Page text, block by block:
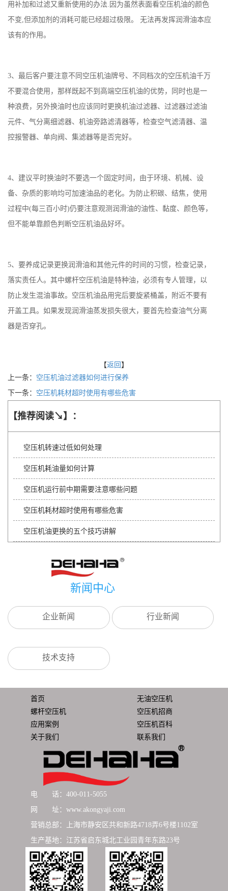
用补加和过滤又重新使用的办法.因为虽然表面看空压机油的颜色
不变,但添加剂的消耗可能已经超过极限。 无法再发挥润滑油本应
该有的作用。
3、最后客户要注意不同空压机油牌号、不同档次的空压机油千万
不要混合使用，那样既起不到高端空压机油的优势，同时也是一
种浪费，另外换油时也应该同时更换机油过滤器、过滤器过滤油
元件、气分离细滤器、机油旁路滤清器等，检查空气滤清器、温
控报警器、单向阀、集滤器等是否完好。
4、建议平时换油时不要选一个固定时间，由于环境、机械、设
备、杂质的影响均可加速油品的老化。为防止积碳、结焦，使用
过程中(每三百小时)仍要注意观测润滑油的油性、黏度、颜色等，
但不能单靠颜色判断空压机油品好坏。
5、要养成记录更换润滑油和其他元件的时间的习惯，检查记录，
落实责任人。其中螺杆空压机油是特种油，必须有专人管理，以
防止发生混油事故。空压机油品用完后要旋紧桶盖，附近不要有
开盖工具。如果发现润滑油蒸发损失很大，要首先检查油气分离
器是否穿孔。
【返回】
上一条： 空压机油过滤器如何进行保养
下一条： 空压机耗材超时使用有哪些危害
【推荐阅读↘】：
空压机转速过低如何处理
空压机耗油量如何计算
空压机运行前中期需要注意哪些问题
空压机耗材超时使用有哪些危害
空压机油更换的五个技巧讲解
新闻中心
企业新闻 行业新闻
技术支持
首页
无油空压机
螺杆空压机
空压机招商
应用案例
空压机百科
关于我们
联系我们
电 话：400-011-5055
网 址：www.akongyaji.com
营销总部：上海市静安区共和新路4718弄6号楼1102室
生产基地：江苏省启东城北工业园青年东路23号